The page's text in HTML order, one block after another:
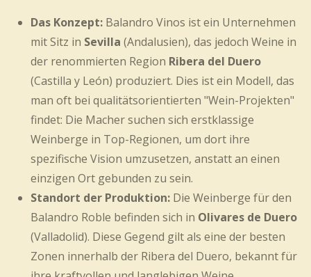
Das Konzept: Balandro Vinos ist ein Unternehmen
mit Sitz in Sevilla (Andalusien), das jedoch Weine in
der renommierten Region Ribera del Duero
(Castilla y León) produziert. Dies ist ein Modell, das
man oft bei qualitätsorientierten "Wein-Projekten"
findet: Die Macher suchen sich erstklassige
Weinberge in Top-Regionen, um dort ihre
spezifische Vision umzusetzen, anstatt an einen
einzigen Ort gebunden zu sein.
Standort der Produktion: Die Weinberge für den
Balandro Roble befinden sich in Olivares de Duero
(Valladolid). Diese Gegend gilt als eine der besten
Zonen innerhalb der Ribera del Duero, bekannt für